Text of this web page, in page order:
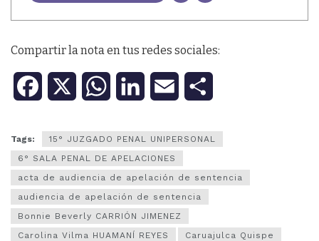
Compartir la nota en tus redes sociales:
e
b
o
W
a
t
s
A
n
k
e
d
a
i
l
m
p
r
Tags:
15° JUZGADO PENAL UNIPERSONAL
6° SALA PENAL DE APELACIONES
acta de audiencia de apelación de sentencia
audiencia de apelación de sentencia
Bonnie Beverly CARRIÓN JIMENEZ
Carolina Vilma HUAMANÍ REYES
Caruajulca Quispe